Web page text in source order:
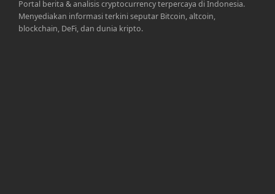
Portal berita & analisis cryptocurrency terpercaya di Indonesia.
Menyediakan informasi terkini seputar Bitcoin, altcoin,
blockchain, DeFi, dan dunia kripto.